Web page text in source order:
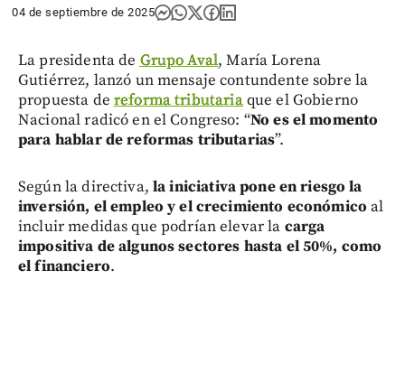
04 de septiembre de 2025
La presidenta de Grupo Aval, María Lorena
Gutiérrez, lanzó un mensaje contundente sobre la
propuesta de reforma tributariaque el Gobierno
Nacional radicó en el Congreso: “No es el momento
para hablar de reformas tributarias”.
Según la directiva, la iniciativa pone en riesgo la
inversión, el empleo y el crecimiento económicoal
incluir medidas que podrían elevar la carga
impositiva de algunos sectores hasta el 50%, como
el financiero.